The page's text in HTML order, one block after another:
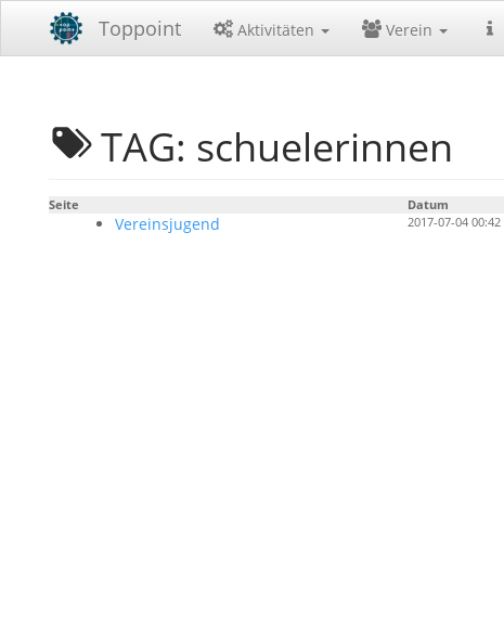
Toppoint Aktivitäten Verein
TAG: schuelerinnen
Seite Datum
Vereinsjugend 2017-07-04 00:42